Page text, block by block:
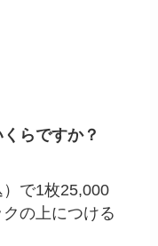
らですか？
で1枚25,000
の上につける